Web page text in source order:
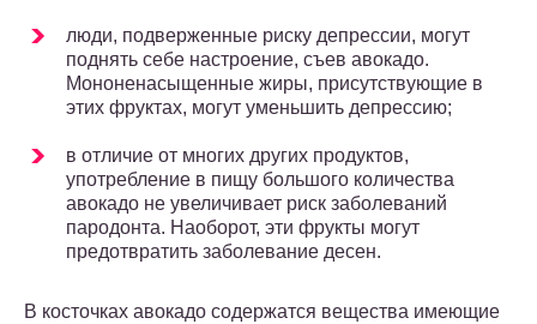
люди, подверженные риску депрессии, могут
поднять себе настроение, съев авокадо.
Мононенасыщенные жиры, присутствующие в
этих фруктах, могут уменьшить депрессию;
в отличие от многих других продуктов,
употребление в пищу большого количества
авокадо не увеличивает риск заболеваний
пародонта. Наоборот, эти фрукты могут
предотвратить заболевание десен.
В косточках авокадо содержатся вещества имеющие